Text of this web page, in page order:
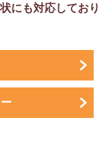
にも対応しており